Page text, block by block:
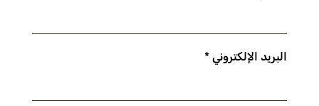
البريد الإلكتروني *